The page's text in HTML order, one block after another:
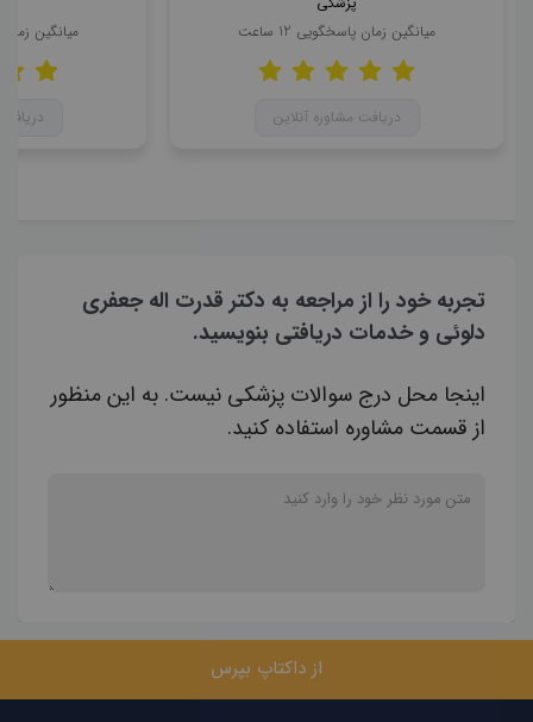
میانگین زمان پاسخگویی 12 ساعت
دریافت مشاوره آنلاین
میانگین
تجربه خود را از مراجعه به دکتر قدرت اله جعفری
دلوئی و خدمات دریافتی بنویسید.
اینجا محل درج سوالات پزشکی نیست. به این منظور
از قسمت مشاوره استفاده کنید.
از داکتاپ بپرس